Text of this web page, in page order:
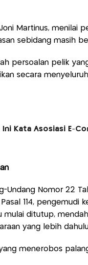
Martinus, menilai
sebidang masih
persoalan pelik
secara
Kata Asosiasi E-
Undang Nomor 22
114, pengemudi
ditutup,
yang lebih
menerobos